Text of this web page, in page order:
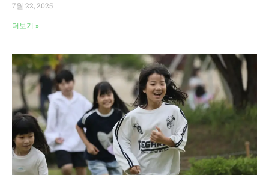
7월 22, 2025
더보기 »